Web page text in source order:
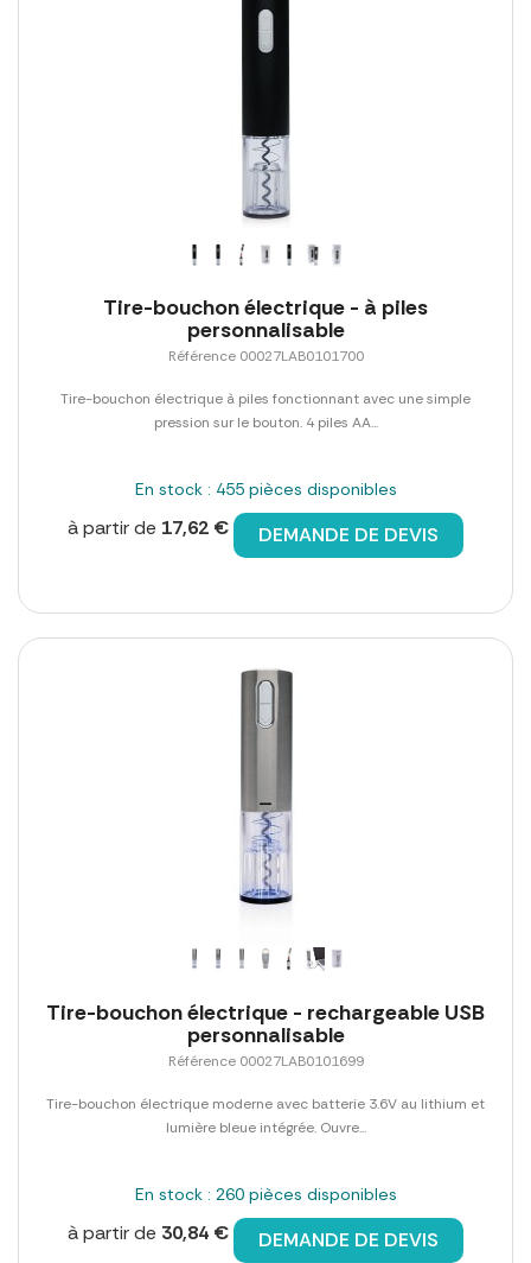
Tire-bouchon électrique - à piles
personnalisable
Référence 00027LAB0101700
Tire-bouchon électrique à piles fonctionnant avec une simple
pression sur le bouton. 4 piles AA...
En stock : 455 pièces disponibles
à partir de 17,62 € DEMANDE DE DEVIS
Tire-bouchon électrique - rechargeable USB
personnalisable
Référence 00027LAB0101699
Tire-bouchon électrique moderne avec batterie 3.6V au lithium et
lumière bleue intégrée. Ouvre...
En stock : 260 pièces disponibles
à partir de 30,84 € DEMANDE DE DEVIS